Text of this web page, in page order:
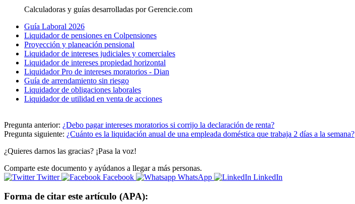
Calculadoras y guías desarrolladas por Gerencie.com
Guía Laboral 2026
Liquidador de pensiones en Colpensiones
Proyección y planeación pensional
Liquidador de intereses judiciales y comerciales
Liquidador de intereses propiedad horizontal
Liquidador Pro de intereses moratorios - Dian
Guía de arrendamiento sin riesgo
Liquidador de obligaciones laborales
Liquidador de utilidad en venta de acciones
Pregunta anterior: ¿Debo pagar intereses moratorios si corrijo la declaración de renta?
Pregunta siguiente: ¿Cuánto es la liquidación anual de una empleada doméstica que trabaja 2 días a la semana?
¿Quieres darnos las gracias? ¡Pasa la voz!
Comparte este documento y ayúdanos a llegar a más personas.
Twitter
Facebook WhatsApp LinkedIn
Forma de citar este artículo (APA):